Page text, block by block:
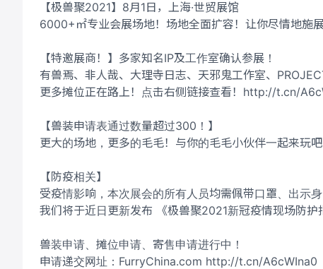
【极兽聚2021】8月1日，上海·世贸展馆
6000+㎡专业会展场地！场地全面扩容！让你尽情地施展
【特邀展商！】多家知名IP及工作室确认参展！
有兽焉、非人哉、大理寺日志、天邪鬼工作室、
更多摊位正在路上！点击右侧链接查看！http://t.cn/
【兽装申请表通过数量超过300！】
更大的场地，更多的毛毛！与你的毛毛小伙伴一起来玩吧
【防疫相关】
受疫情影响，本次展会的所有人员均需佩带口罩、出示身
我们将于近日更新发布 《极兽聚2021新冠疫情现场防护
兽装申请、摊位申请、寄售申请进行中！
申请递交网址：FurryChina.com http://t.cn/A6cWIna0